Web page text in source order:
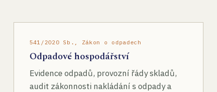
541/2020 Sb., Zákon o odpadech
Odpadové hospodářství
Evidence odpadů, provozní řády skladů,
audit zákonnosti nakládání s odpady a